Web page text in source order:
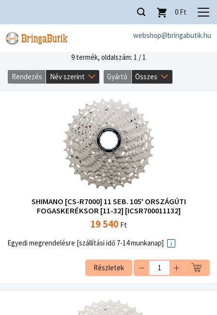
webshop@bringabutik.hu
0 Ft
9 termék, oldalszám: 1 / 1
Rendezés Név szerint Gyártó Összes
SHIMANO [CS-R7000] 11 SEB. 105' ORSZÁGÚTI
FOGASKERÉKSOR [11-32] [ICSR700011132]
19 540 Ft
Egyedi megrendelésre [szállítási idő 7-14 munkanap]
Részletek